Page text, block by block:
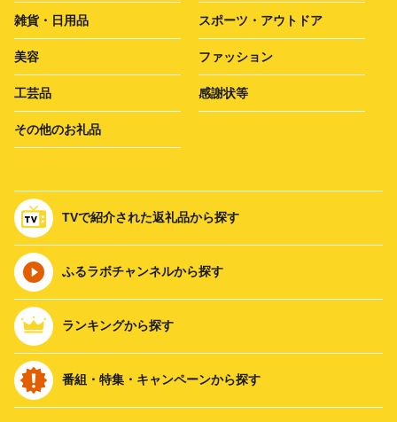
雑貨・日用品 スポーツ・アウトドア
美容 ファッション
工芸品 感謝状等
その他のお礼品
TVで紹介された返礼品から探す
ふるラボチャンネルから探す
ランキングから探す
番組・特集・キャンペーンから探す